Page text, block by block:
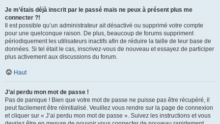
Je m’étais déjà inscrit par le passé mais ne peux à présent plus me
connecter ?!
Il est possible qu’un administrateur ait désactivé ou supprimé votre compte
pour une quelconque raison. De plus, beaucoup de forums suppriment
périodiquement les utilisateurs inactifs afin de réduire la taille de leur base de
données. Si tel était le cas, inscrivez-vous de nouveau et essayez de participer
plus activement aux discussions du forum.
Haut
J’ai perdu mon mot de passe !
Pas de panique ! Bien que votre mot de passe ne puisse pas être récupéré, il
peut facilement être réinitialisé. Veuillez vous rendre sur la page de connexion
et cliquer sur « J’ai perdu mon mot de passe ». Suivez les instructions et vous